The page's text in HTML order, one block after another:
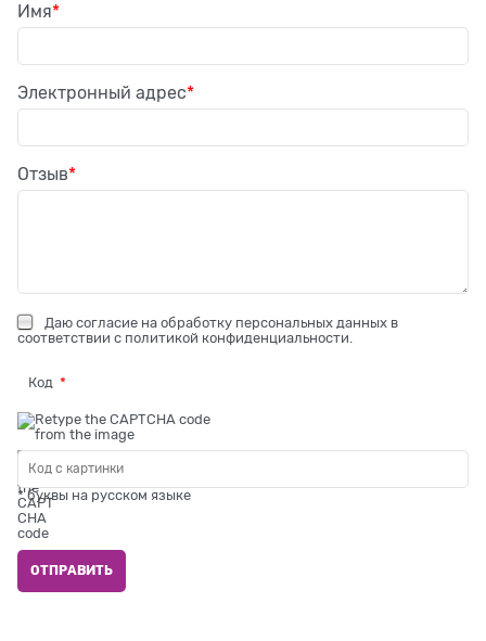
Имя
Электронный адрес
Отзыв
Даю согласие на обработку персональных данных в
соответствии с политикой конфиденциальности
Код
* буквы на русском языке